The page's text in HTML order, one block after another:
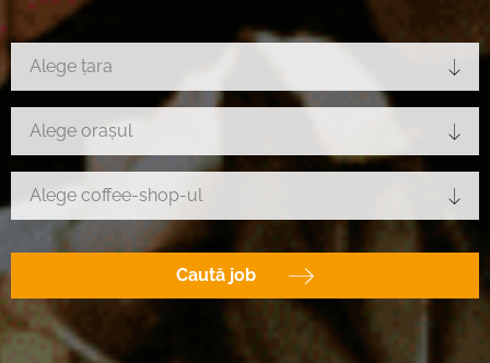
Alege țara
Alege orașul
Alege coffee-shop-ul
Caută job